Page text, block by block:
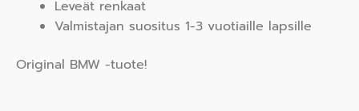
Leveät renkaat
Valmistajan suositus 1-3 vuotiaille lapsille
Original BMW -tuote!